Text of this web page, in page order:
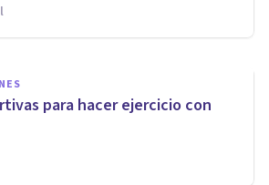
para hacer ejercicio con